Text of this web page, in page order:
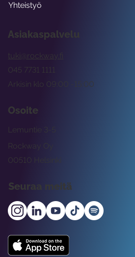
Asiakaspalvelu
tuki@rockway.fi
Arkisin klo 09:00 -15:00
045 7731 1111
Osoite
Rockway Oy
Lemuntie 3-5
00510 Helsinki
Seuraa meitä
Yhteistyö